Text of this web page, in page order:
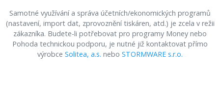
Samotné využívání a správa účetních/ekonomických programů
(nastavení, import dat, zprovoznění tiskáren, atd.) je zcela v režii
zákazníka. Budete-li potřebovat pro programy Money nebo
Pohoda technickou podporu, je nutné již kontaktovat přímo
výrobce Solitea, a.s. nebo STORMWARE s.r.o.